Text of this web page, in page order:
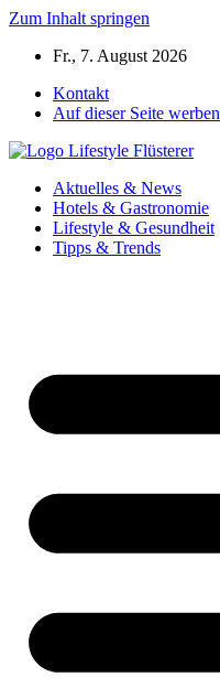
Zum Inhalt springen
Fr., 7. August 2026
Kontakt
Auf dieser Seite werben
Aktuelles & News
Hotels & Gastronomie
Lifestyle & Gesundheit
Tipps & Trends